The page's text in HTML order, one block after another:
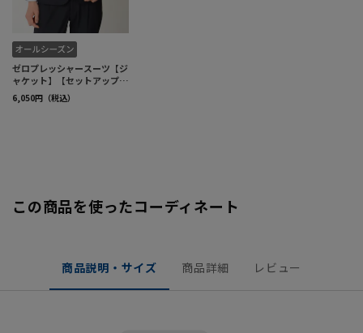
この商品を使ったコーディネート
商品説明・サイズ 商品詳細 レビュー